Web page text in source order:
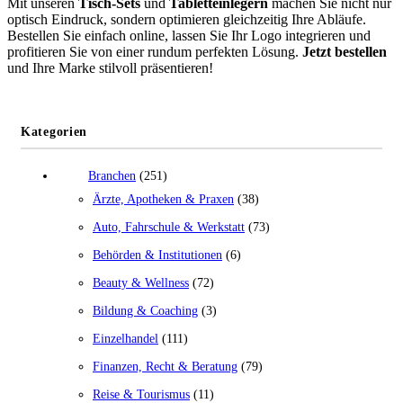
Mit unseren Tisch-Sets und Tabletteinlegern machen Sie nicht nur
optisch Eindruck, sondern optimieren gleichzeitig Ihre Abläufe.
Bestellen Sie einfach online, lassen Sie Ihr Logo integrieren und
profitieren Sie von einer rundum perfekten Lösung. Jetzt bestellen
und Ihre Marke stilvoll präsentieren!
Kategorien
Branchen (251)
Ärzte, Apotheken & Praxen (38)
Auto, Fahrschule & Werkstatt (73)
Behörden & Institutionen (6)
Beauty & Wellness (72)
Bildung & Coaching (3)
Einzelhandel (111)
Finanzen, Recht & Beratung (79)
Reise & Tourismus (11)